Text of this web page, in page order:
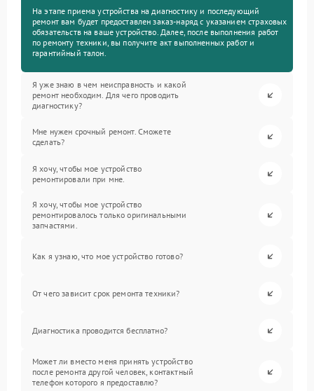
На этапе приема устройства на диагностику и последующий
ремонт вам будет предоставлен заказ-наряд с указанием страховых
обязательств на ваше устройство. Далее, после выполнения работ
по ремонту техники, вы получите акт выполненных работ и
гарантийный талон.
Я уже знаю в чем неисправность и какой
ремонт необходим. Для чего проводить
диагностику?
Мне нужен срочный ремонт. Сможете
сделать?
Я хочу, чтобы мое устройство
ремонтировали при мне.
Я хочу, чтобы мое устройство
ремонтировалось только оригинальными
запчастями.
Как я узнаю, что мое устройство готово?
От чего зависит срок ремонта техники?
Диагностика проводится бесплатно?
Может ли вместо меня принять устройство
после ремонта другой человек, контактный
телефон которого я предоставлю?